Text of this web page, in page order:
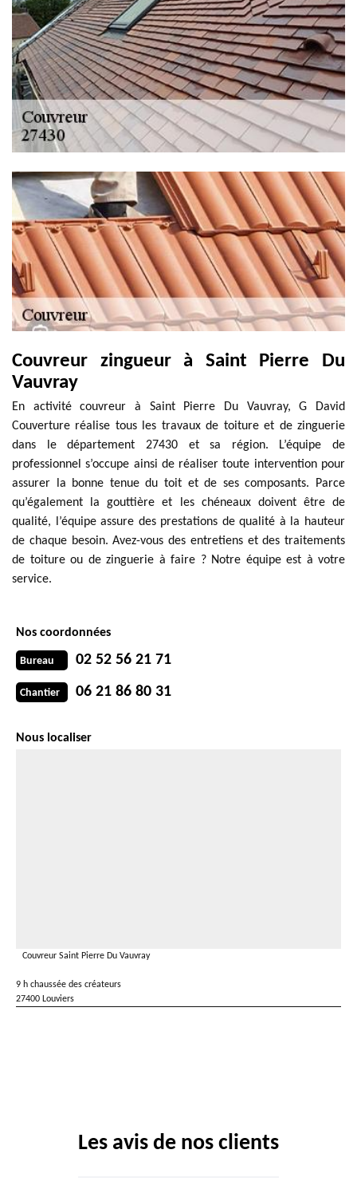
Couvreur zingueur à Saint Pierre Du
Vauvray
En activité couvreur à Saint Pierre Du Vauvray, G David
Couverture réalise tous les travaux de toiture et de zinguerie
dans le département 27430 et sa région. L’équipe de
professionnel s’occupe ainsi de réaliser toute intervention pour
assurer la bonne tenue du toit et de ses composants. Parce
qu’également la gouttière et les chéneaux doivent être de
qualité, l’équipe assure des prestations de qualité à la hauteur
de chaque besoin. Avez-vous des entretiens et des traitements
de toiture ou de zinguerie à faire ? Notre équipe est à votre
service.
Nos coordonnées
Bureau 02 52 56 21 71
Chantier 06 21 86 80 31
Nous localiser
Couvreur Saint Pierre Du Vauvray
9 h chaussée des créateurs
27400 Louviers
Les avis de nos clients